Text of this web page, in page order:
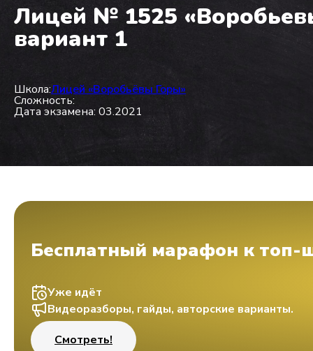
Лицей № 1525
вариант 1
Школа:Лицей «Воробьёвы Горы»
Сложность:
Дата экзамена: 03.2021
Бесплатный марафон к топ-
Уже идёт
Видеоразборы, гайды, авторские варианты.
Смотреть!